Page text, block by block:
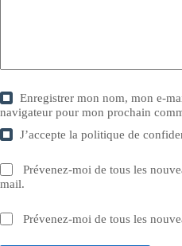
Enregistrer mon nom, mon e-
navigateur pour mon prochain
J’accepte lapolitique de
Prévenez-moi de tous les
mail.
Prévenez-moi de tous les